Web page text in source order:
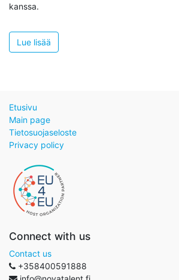
kanssa.
Lue lisää
Etusivu
Main page
Tietosuojaseloste
Privacy policy
Connect with us
Contact us
+358400591888